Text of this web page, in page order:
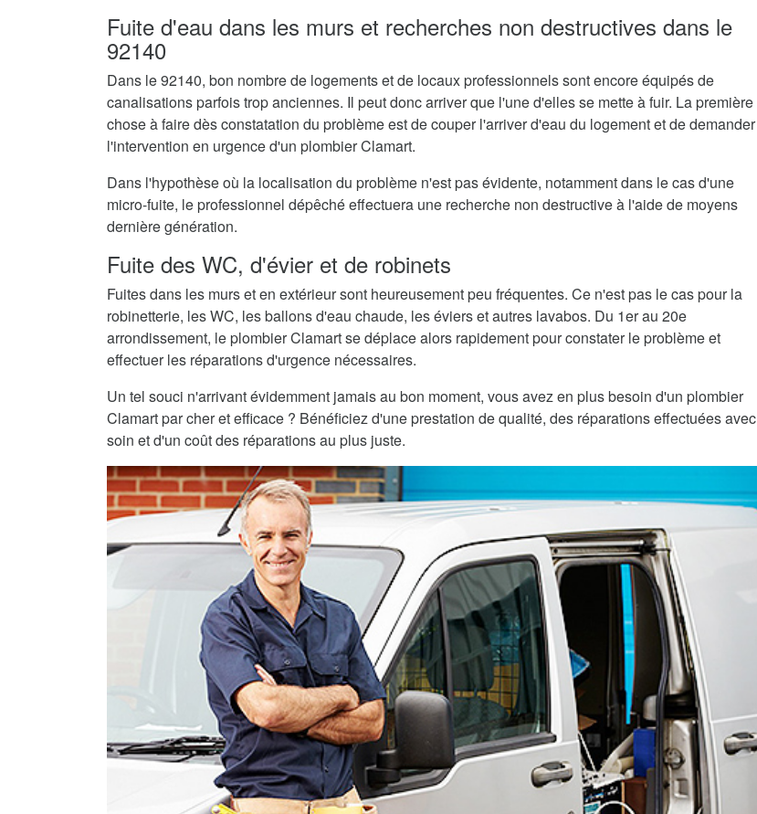
Fuite d'eau dans les murs et recherches non destructives dans le
92140
Dans le 92140, bon nombre de logements et de locaux professionnels sont encore équipés de
canalisations parfois trop anciennes. Il peut donc arriver que l'une d'elles se mette à fuir. La première
chose à faire dès constatation du problème est de couper l'arriver d'eau du logement et de demander
l'intervention en urgence d'un plombier Clamart.
Dans l'hypothèse où la localisation du problème n'est pas évidente, notamment dans le cas d'une
micro-fuite, le professionnel dépêché effectuera une recherche non destructive à l'aide de moyens
dernière génération.
Fuite des WC, d'évier et de robinets
Fuites dans les murs et en extérieur sont heureusement peu fréquentes. Ce n'est pas le cas pour la
robinetterie, les WC, les ballons d'eau chaude, les éviers et autres lavabos. Du 1er au 20e
arrondissement, le plombier Clamart se déplace alors rapidement pour constater le problème et
effectuer les réparations d'urgence nécessaires.
Un tel souci n'arrivant évidemment jamais au bon moment, vous avez en plus besoin d'un plombier
Clamart par cher et efficace ? Bénéficiez d'une prestation de qualité, des réparations effectuées avec
soin et d'un coût des réparations au plus juste.